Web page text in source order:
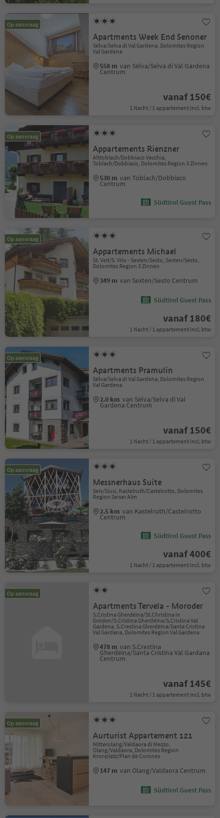
Op aanvraag
Apartments Week End Senoner
Sëlva/Selva di Val Gardena, Dolomites Region
Val Gardena
558 m van Sëlva/Selva di Val Gardena
Centrum
vanaf 150€
1 Nacht / 1 appartement Incl. btw
Op aanvraag
Appartements Rienzner
Alttoblach/Dobbiaco Vecchia,
Toblach/Dobbiaco, Dolomites Region 3 Zinnen
530 m van Toblach/Dobbiaco
Centrum
Südtirol Guest Pass
Op aanvraag
Appartements Michael
St. Veit/S. Vito - Sexten/Sesto, Sexten/Sesto,
Dolomites Region 3 Zinnen
349 m van Sexten/Sesto Centrum
Südtirol Guest Pass
vanaf 180€
1 Nacht / 1 appartement Incl. btw
Op aanvraag
Apartments Pramulin
Sëlva/Selva di Val Gardena, Dolomites Region
Val Gardena
2.0 km van Sëlva/Selva di Val
Gardena Centrum
vanaf 150€
1 Nacht / 1 appartement Incl. btw
Op aanvraag
Messnerhaus Suite
Seis/Siusi, Kastelruth/Castelrotto, Dolomites
Region Seiser Alm
2.5 km van Kastelruth/Castelrotto
Centrum
Südtirol Guest Pass
vanaf 400€
1 Nacht / 1 appartement Incl. btw
Op aanvraag
Apartments Tervela - Moroder
S.Cristina Gherdëina/St.Christina in
Gröden/S.Cristina Gherdëina/S.Cristina Val
Gardena, S.Crestina Gherdëina/Santa Cristina
Val Gardana, Dolomites Region Val Gardena
478 m van S.Crestina
Gherdëina/Santa Cristina Val Gardana
Centrum
vanaf 145€
1 Nacht / 1 appartement Incl. btw
Op aanvraag
Aurturist Appartement 121
Mitterolang/Valdaora di Mezzo,
Olang/Valdaora, Dolomites Region
Kronplatz/Plan de Corones
147 m van Olang/Valdaora Centrum
Südtirol Guest Pass